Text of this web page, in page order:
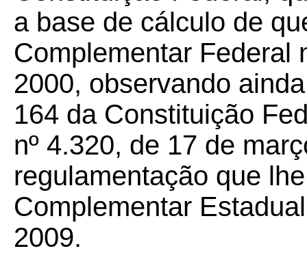
a base de cálculo de
Complementar Federal
2000, observando
164 da Constituição
nº 4.320, de 17 de
regulamentação que
Complementar
2009.